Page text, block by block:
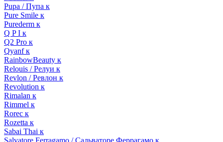
Pupa / Пупа к
Pure Smile к
Purederm к
Q P I к
Q2 Pro к
Qyanf к
RainbowBeauty к
Relouis / Релуи к
Revlon / Ревлон к
Revolution к
Rimalan к
Rimmel к
Rorec к
Rozetta к
Sabai Thai к
Salvatore Ferragamo / Сальваторе Феррагамо к